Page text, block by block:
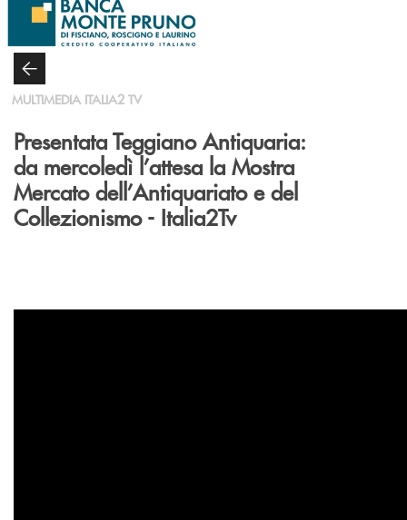
Salta al contenuto principale
MULTIMEDIA ITALIA2 TV
Presentata Teggiano Antiquaria:
da mercoledì l’attesa la Mostra
Mercato dell’Antiquariato e del
Collezionismo - Italia2Tv